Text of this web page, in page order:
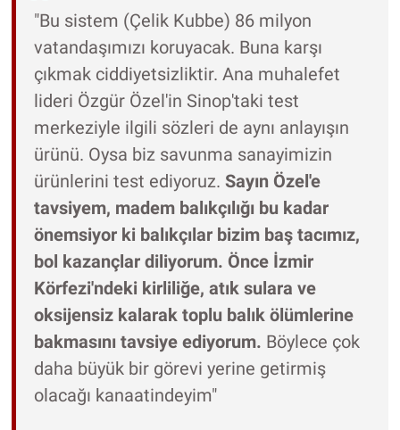
"Bu sistem (Çelik Kubbe) 86 milyon
vatandaşımızı koruyacak. Buna karşı
çıkmak ciddiyetsizliktir. Ana muhalefet
lideri Özgür Özel'in Sinop'taki test
merkeziyle ilgili sözleri de aynı anlayışın
ürünü. Oysa biz savunma sanayimizin
ürünlerini test ediyoruz. Sayın Özel'e
tavsiyem, madem balıkçılığı bu kadar
önemsiyor ki balıkçılar bizim baş tacımız,
bol kazançlar diliyorum. Önce İzmir
Körfezi'ndeki kirliliğe, atık sulara ve
oksijensiz kalarak toplu balık ölümlerine
bakmasını tavsiye ediyorum. Böylece çok
daha büyük bir görevi yerine getirmiş
olacağı kanaatindeyim"